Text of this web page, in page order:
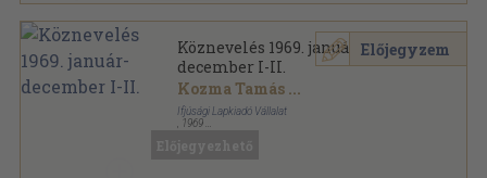
Köznevelés 1969. január-
december I-II.
Kozma Tamás ...
Ifjúsági Lapkiadó Vállalat
1969
Előjegyzem